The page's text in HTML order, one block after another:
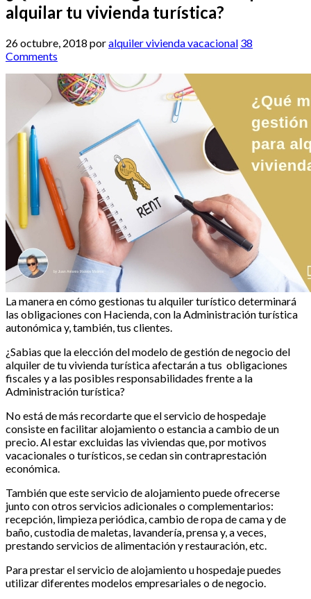
alquilar tu vivienda turística?
26 octubre, 2018 poralquiler vivienda vacacional 38
Comments
La manera en cómo gestionas tu alquiler turístico determinará
las obligaciones con Hacienda, con la Administración turística
autonómica y, también, tus clientes.
¿Sabias que la elección del modelo de gestión de negocio del
alquiler de tu vivienda turística afectarán a tus obligaciones
fiscales y a las posibles responsabilidades frente a la
Administración turística?
No está de más recordarte que el servicio de hospedaje
consiste en facilitar alojamiento o estancia a cambio de un
precio. Al estar excluidas las viviendas que, por motivos
vacacionales o turísticos, se cedan sin contraprestación
económica.
También que este servicio de alojamiento puede ofrecerse
junto con otros servicios adicionales o complementarios:
recepción, limpieza periódica, cambio de ropa de cama y de
baño, custodia de maletas, lavandería, prensa y, a veces,
prestando servicios de alimentación y restauración, etc.
Para prestar el servicio de alojamiento u hospedaje puedes
utilizar diferentes modelos empresariales o de negocio.